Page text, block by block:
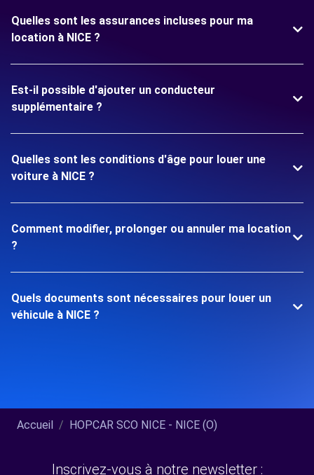
Quelles sont les assurances incluses pour ma
location à NICE ?
Est-il possible d'ajouter un conducteur
supplémentaire ?
Quelles sont les conditions d'âge pour louer une
voiture à NICE ?
Comment modifier, prolonger ou annuler ma location
?
Quels documents sont nécessaires pour louer un
véhicule à NICE ?
Accueil HOPCAR SCO NICE - NICE (O)
Inscrivez-vous à notre newsletter :